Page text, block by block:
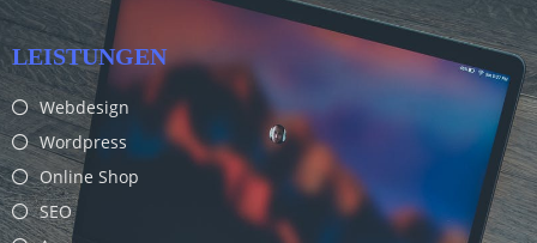
LEISTUNGEN
Webdesign
Wordpress
Online Shop
SEO